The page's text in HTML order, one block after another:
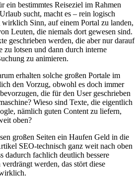
ein bestimmtes Reiseziel im Rahmen
sucht, macht es – rein logisch
Sinn, auf einem Portal zu landen,
Leuten, die niemals dort gewesen sind.
geschrieben werden, die aber nur darauf
zu lotsen und dann durch interne
zu animieren.
erhalten solche großen Portale im
den Vorzug, obwohl es doch immer
die für den User geschrieben
Wieso sind Texte, die eigentlich
nämlich guten Content zu liefern,
oben?
großen Seiten ein Haufen Geld in die
SEO-technisch ganz weit nach oben
dadurch fachlich deutlich bessere
werden, das stört diese